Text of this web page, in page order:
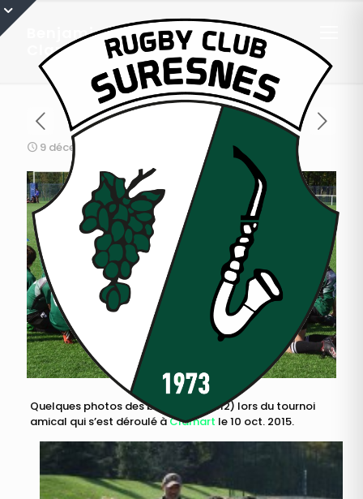
Benjamins : tournoi amical à
Clamart
9 décembre 2015
Quelques photos des benjamins (M12) lors du tournoi
amical qui s’est déroulé àClamart le 10 oct. 2015.